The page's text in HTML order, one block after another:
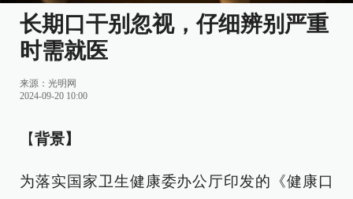
长期口干别忽视，仔细辨别严重
时需就医
来源： 光明网
2024-09-20 10:00
【背景】
为落实国家卫生健康委办公厅印发的《健康口